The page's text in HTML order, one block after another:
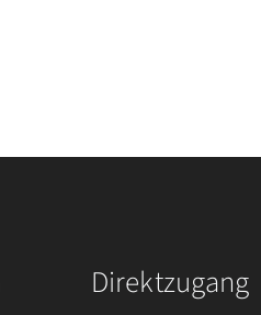
Direktzugang